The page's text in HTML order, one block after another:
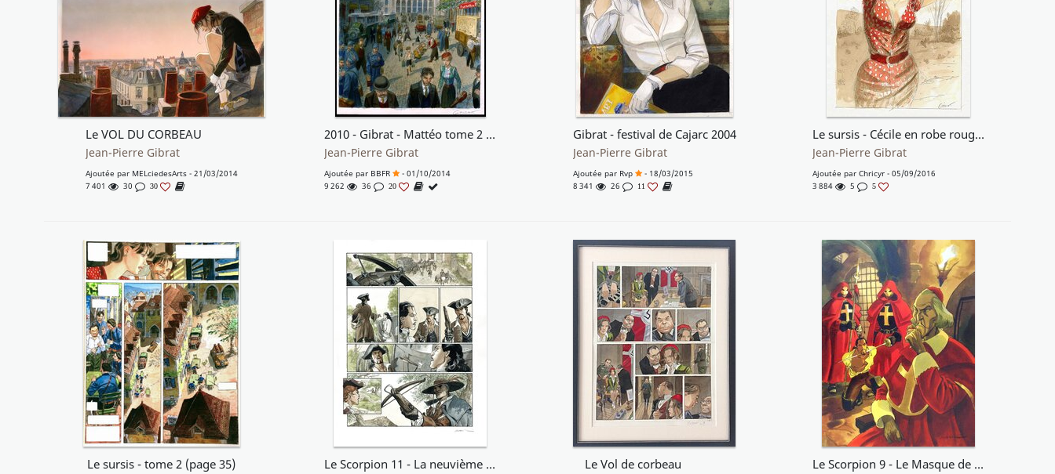
Le VOL DU CORBEAU
Jean-Pierre Gibrat
Ajoutée par MELciedesArts- 21/03/2014
7 401
30 30
2010 - Gibrat - Mattéo tome 2 : La gare du Nord
Jean-Pierre Gibrat
Ajoutée par BBFR
- 01/10/2014
9 262
36 20
Gibrat - festival de Cajarc 2004
Jean-Pierre Gibrat
Ajoutée par Rvp
- 18/03/2015
8 341
26 11
Le sursis - Cécile en robe rouge à pois blancs
Jean-Pierre Gibrat
Ajoutée par Chricyr- 05/09/2016
3 884
5 5
Le sursis - tome 2 (page 35)
Le Scorpion 11 - La neuvième famille
Le Vol de corbeau
Le Scorpion 9 - Le Masque de la Vérité